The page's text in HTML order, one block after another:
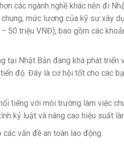
các ngành nghề khác nên đi
mức lương của kỹ sư xây
50 triệu VNĐ), bao gồm các
tại Nhật Bản đang khá phát triển
độ. Đây là cơ hội tốt cho các
tiếng với môi trường làm việc
kỷ luật và nâng cao hiệu suất
vấn đề an toàn lao động.